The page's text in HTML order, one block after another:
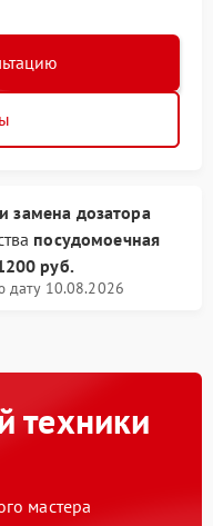
замена дозатора
посудомоечная
руб.
дату 10.08.2026
техники
мастера